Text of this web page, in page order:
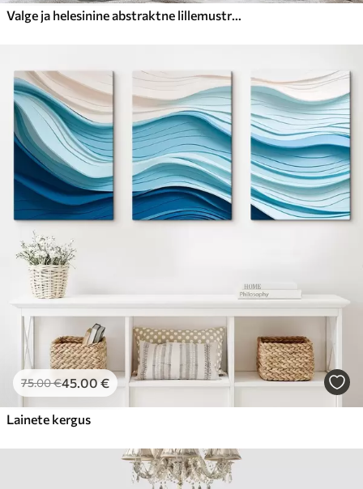
Valge ja helesinine abstraktne lillemustri kujundus, millel on tekstuuriga õielehed ja keerlevad jooned
75.00€45.00 €
Lainete kergus